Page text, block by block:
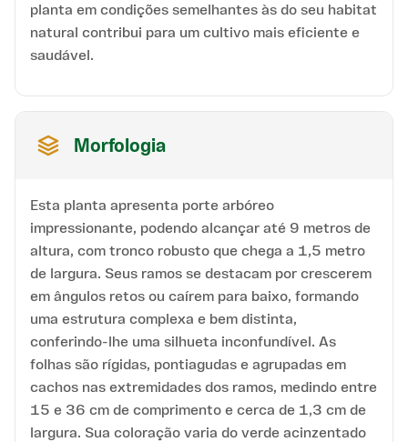
planta em condições semelhantes às do seu habitat
natural contribui para um cultivo mais eficiente e
saudável.
Morfologia
Esta planta apresenta porte arbóreo
impressionante, podendo alcançar até 9 metros de
altura, com tronco robusto que chega a 1,5 metro
de largura. Seus ramos se destacam por crescerem
em ângulos retos ou caírem para baixo, formando
uma estrutura complexa e bem distinta,
conferindo-lhe uma silhueta inconfundível. As
folhas são rígidas, pontiagudas e agrupadas em
cachos nas extremidades dos ramos, medindo entre
15 e 36 cm de comprimento e cerca de 1,3 cm de
largura. Sua coloração varia do verde acinzentado